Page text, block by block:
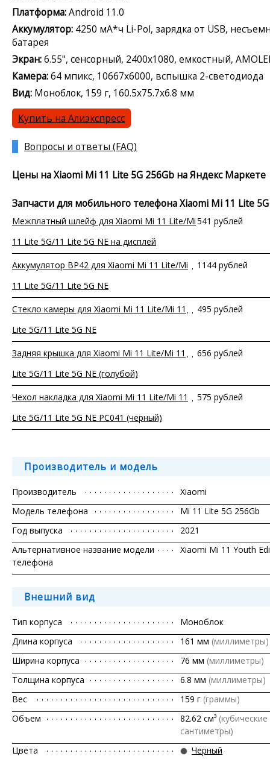
Платформа:Android 11.0
Аккумулятор: 4250 мА*ч Li-Pol, зарядка от USB,
батарея
Экран:6.55", сенсорный, 2400x1080, емкостный,
Камера:64 мпикс, 10667x6000, вспышка 2-светодиода
Вид: Моноблок, 159 г, 160.5x75.7x6.8 мм
Купить на Алиэкспресс
Вопросы и ответы (FAQ)
Цены на Xiaomi Mi 11 Lite 5G 256Gb на Яндекс Маркете
Запчасти для мобильного телефона Xiaomi Mi 11 Lite 5G
Межплатный шлейф для Xiaomi Mi 11 Lite/Mi
11 Lite 5G/11 Lite 5G NE на дисплей
541 рублей
Аккумулятор BP42 для Xiaomi Mi 11 Lite/Mi
11 Lite 5G/11 Lite 5G NE
1144 рублей
Стекло камеры для Xiaomi Mi 11 Lite/Mi 11
Lite 5G/11 Lite 5G NE
495 рублей
Задняя крышка для Xiaomi Mi 11 Lite/Mi 11
Lite 5G/11 Lite 5G NE (голубой)
656 рублей
Чехол накладка для Xiaomi Mi 11 Lite/Mi 11
Lite 5G/11 Lite 5G NE PC041 (черный)
575 рублей
Производитель и модель
Производитель
Xiaomi
Модель телефона
Mi 11 Lite 5G 256Gb
Год выпуска
2021
Альтернативное название модели
телефона
Xiaomi Mi 11 Youth
Внешний вид
Тип корпуса
Моноблок
Длина корпуса
161 мм (миллиметры)
Ширина корпуса
76 мм (миллиметры)
Толщина корпуса
6.8 мм (миллиметры)
Вес
159 г (граммы)
Объем
82.62 см³ (кубические
сантиметры)
Цвета
Черный